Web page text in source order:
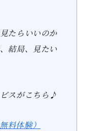
たらいいのか
結局、見たい
スがこちら♪
体験）